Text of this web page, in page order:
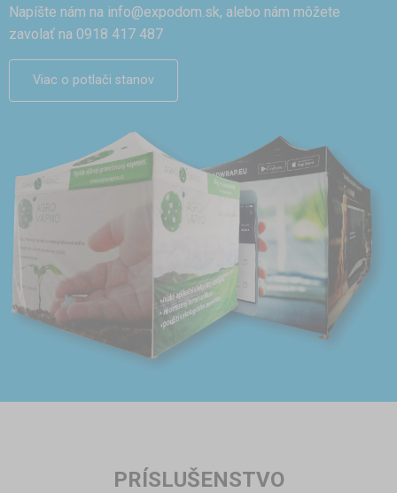
Napíšte nám na info@expodom.sk, alebo nám môžete
zavolať na 0918 417 487
Viac o potlači stanov
PRÍSLUŠENSTVO